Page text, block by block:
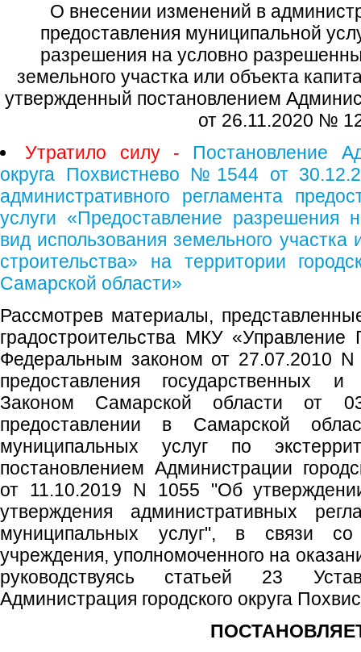
О внесении изменений в
предоставления муниципальной
разрешения на условно
земельного участка или объекта
утвержденный постановлением
от 26.11.2020 №
Утратило силу -
Постановление
округа Похвистнево №1544 от
административного регламента
услуги «Предоставление разрешения
вид использования земельного участка
строительства» на территории
Самарской области»
Рассмотрев материалы,
градостроительства МКУ
Федеральным законом от 27.07.2010
предоставления государственных
Законом Самарской области от
предоставлении в Самарской
муниципальных услуг по
постановлением Администрации
от 11.10.2019 N 1055 "Об
утверждения административных
муниципальных услуг", в связи
учреждения, уполномоченного на
руководствуясь статьей 23
Администрация городского округа